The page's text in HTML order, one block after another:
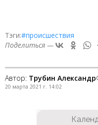
Тэги:#происшествия
Поделиться —
Автор: Трубин Александр
20 марта 2021 г. 14:02